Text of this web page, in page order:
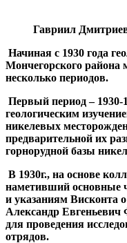
Гавриил
Начиная с 1930 года
Мончегорского района
несколько периодов.
Первый период – 1930-
геологическим
никелевых
предварительной их
горнорудной базы
В 1930г., на основе
наметивший основные
и указаниям Висконта
Александр Евгеньевич
для проведения
отрядов.